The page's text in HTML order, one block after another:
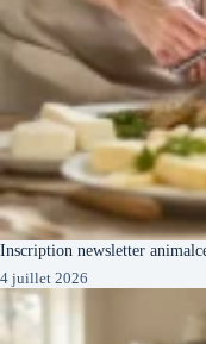
Inscription newsletter
4 juillet 2026